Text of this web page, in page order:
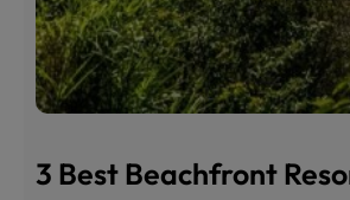
3 Best Beachfront